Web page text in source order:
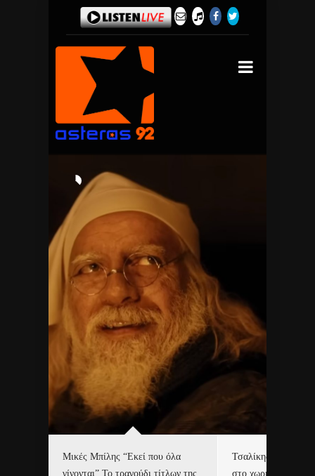
Μικές Μπίλης “Εκεί που όλα
γίνονται” Το τραγούδι τίτλων της
Τσαλίκης,
στο χωριό του Άι